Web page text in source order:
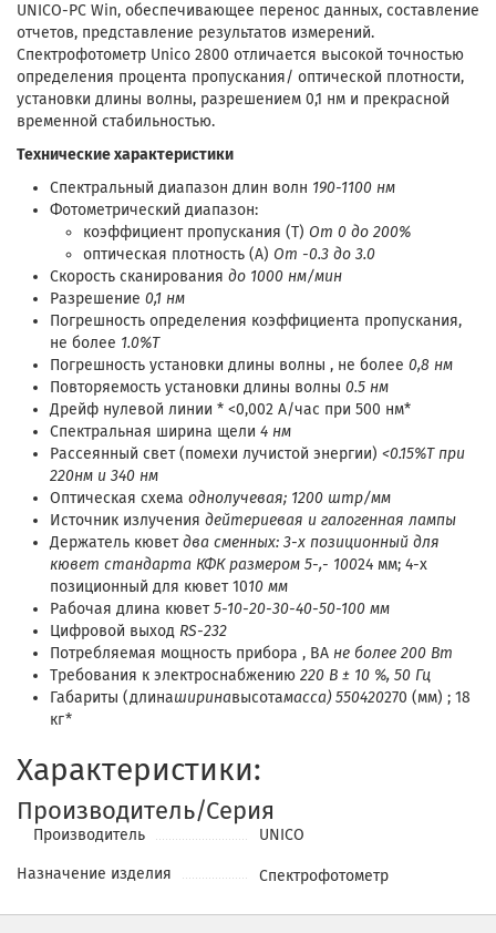
UNICO-PC Win, обеспечивающее перенос данных, составление
отчетов, представление результатов измерений.
Спектрофотометр Unico 2800 отличается высокой точностью
определения процента пропускания/ оптической плотности,
установки длины волны, разрешением 0,1 нм и прекрасной
временной стабильностью.
Технические характеристики
Спектральный диапазон длин волн 190-1100 нм
Фотометрический диапазон:
коэффициент пропускания (Т) От 0 до 200%
оптическая плотность (А) От -0.3 до 3.0
Скорость сканирования до 1000 нм/мин
Разрешение 0,1 нм
Погрешность определения коэффициента пропускания,
не более 1.0%Т
Погрешность установки длины волны , не более 0,8 нм
Повторяемость установки длины волны 0.5 нм
Дрейф нулевой линии * <0,002 А/час при 500 нм*
Спектральная ширина щели 4 нм
Рассеянный свет (помехи лучистой энергии) <0.15%Т при
220нм и 340 нм
Оптическая схема однолучевая; 1200 штр/мм
Источник излучения дейтериевая и галогенная лампы
Держатель кюветдва сменных: 3-х позиционный для
кювет стандарта КФК размером 5-,- 10024 мм; 4-х
позиционный для кювет 1010 мм
Рабочая длина кювет5-10-20-30-40-50-100 мм
Цифровой выход RS-232
Потребляемая мощность прибора , ВА не более 200 Вт
Требования к электроснабжению 220 В ± 10 %, 50 Гц
Габариты (длинаширинавысотамасса)550420270 (мм) ; 18
кг*
Характеристики:
Производитель/Серия
Производитель UNICO
Назначение изделия Спектрофотометр